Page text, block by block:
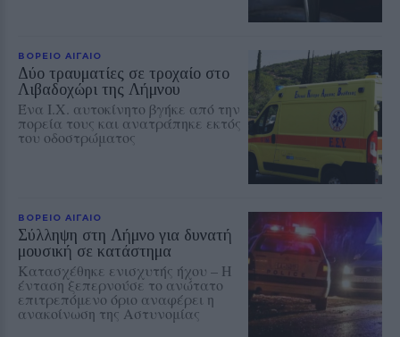
ΒΟΡΕΙΟ ΑΙΓΑΙΟ
Δύο τραυματίες σε τροχαίο στο
Λιβαδοχώρι της Λήμνου
Ένα Ι.Χ. αυτοκίνητο βγήκε από την
πορεία τους και ανατράπηκε εκτός
του οδοστρώματος
ΒΟΡΕΙΟ ΑΙΓΑΙΟ
Σύλληψη στη Λήμνο για δυνατή
μουσική σε κατάστημα
Κατασχέθηκε ενισχυτής ήχου – Η
ένταση ξεπερνούσε το ανώτατο
επιτρεπόμενο όριο αναφέρει η
ανακοίνωση της Αστυνομίας